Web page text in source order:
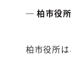
― 柏市役所
柏市役所